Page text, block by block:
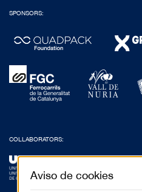
SPONSORS:
COLLABORATORS:
Aviso de cookies